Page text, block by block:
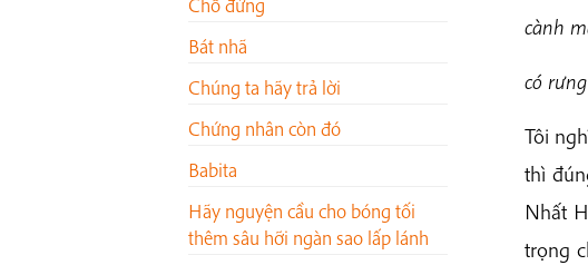
Chỗ đứng
Bát nhã
Chúng ta hãy trả lời
Chứng nhân còn đó
Babita
Hãy nguyện cầu cho bóng tối
thêm sâu hỡi ngàn sao lấp lánh
cành
có
Tôi
thì
Nhất
trọng